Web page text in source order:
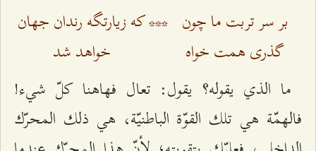
بر سر تربت ما چون
گذری همت خواه
***که زیارتگه رندان جهان
خواهد شد
ما الذي يقوله؟ يقول: تعال فهاهنا كلّ شيء!
فالهمّة هي تلك القوّة الباطنيّة، هي ذلك المحرّك